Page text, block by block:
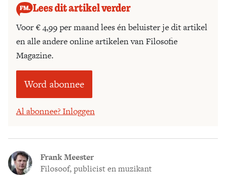
Lees dit artikel verder
Voor € 4,99 per maand lees én beluister je dit artikel
en alle andere online artikelen van Filosofie
Magazine.
Word abonnee
Al abonnee? Inloggen
Frank Meester
Filosoof, publicist en muzikant